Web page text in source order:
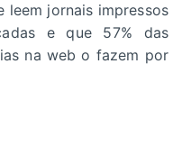
leem jornais impressos
e que 57% das
na web o fazem por